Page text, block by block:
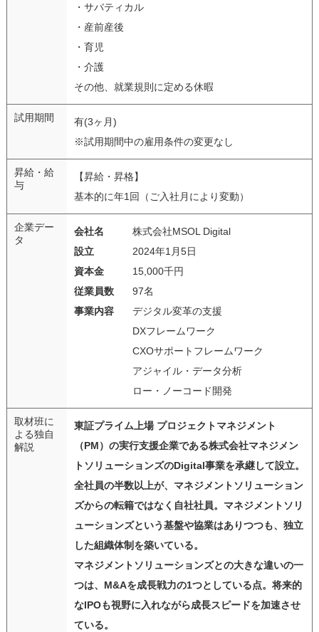
・サバティカル
・産前産後
・育児
・介護
その他、就業規則に定める休暇
試用期間
有(3ヶ月)
※試用期間中の雇用条件の変更なし
昇給・給
与
【昇給・昇格】
基本的に年1回（ご入社月により変動）
企業デー
タ
会社名
株式会社MSOL Digital
設立
2024年1月5日
資本金
15,000千円
従業員数
97名
事業内容
デジタル変革の支援
DXフレームワーク
CXOサポートフレームワーク
アジャイル・データ分析
ロー・ノーコード開発
取材班に
よる独自
解説
東証プライム上場 プロジェクトマネジメント
（PM）の実行支援企業である株式会社マネジメン
トソリューションズのDigital事業を承継して設立。
全社員の半数以上が、マネジメントソリューション
ズからの転籍ではなく自社社員。マネジメントソリ
ューションズという基盤や協業はありつつも、独立
した組織体制を築いている。
マネジメントソリューションズとの大きな違いの一
つは、M&Aを成長戦力の1つとしている点。将来的
なIPOも視野に入れながら成長スピードを加速させ
ている。